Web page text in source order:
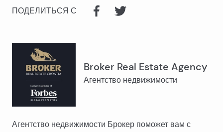
ПОДЕЛИТЬСЯ С
Broker Real Estate Agency
Агентство недвижимости
Агентство недвижимости Брокер поможет вам с